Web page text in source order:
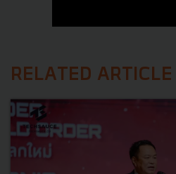
RELATED ARTICLE